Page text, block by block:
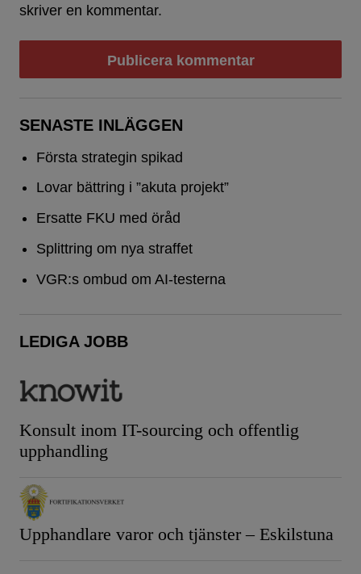
skriver en kommentar.
SENASTE INLÄGGEN
Första strategin spikad
Lovar bättring i ”akuta projekt”
Ersatte FKU med öråd
Splittring om nya straffet
VGR:s ombud om AI-testerna
LEDIGA JOBB
Konsult inom IT-sourcing och offentlig
upphandling
Upphandlare varor och tjänster – Eskilstuna